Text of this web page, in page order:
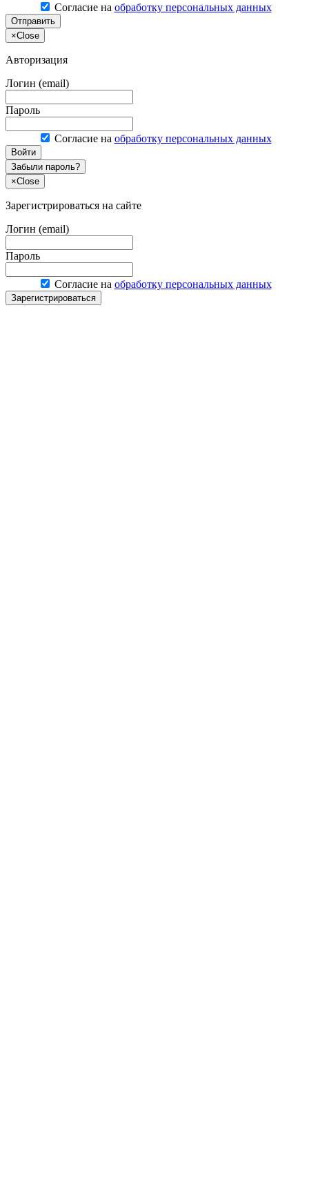
Согласие на обработку персональных данных
Отправить
×Close
Авторизация
Логин (email)
Пароль
Согласие на обработку персональных данных
Войти
Забыли пароль?
×Close
Зарегистрироваться на сайте
Логин (email)
Пароль
Согласие на обработку персональных данных
Зарегистрироваться